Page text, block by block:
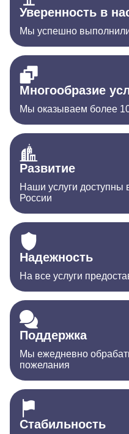
Уверенность в
Мы успешно
Многообразие
Мы оказываем более
Развитие
Наши услуги доступны
России
Надежность
На все услуги
Поддержка
Мы ежедневно
пожелания
Стабильность